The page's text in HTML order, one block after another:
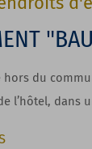
du
l’hôtel, dans